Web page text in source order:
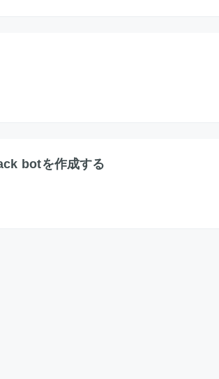
botを作成する